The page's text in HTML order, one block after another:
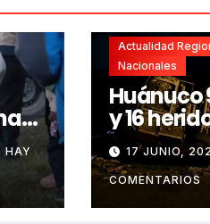
HAY
Actualidad
Nacionales
Huánuco
y 16
de bus
que
vivienda
17 JUNIO,
COMENTARIOS